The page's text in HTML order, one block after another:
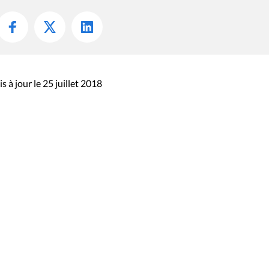
à jour le 25 juillet 2018